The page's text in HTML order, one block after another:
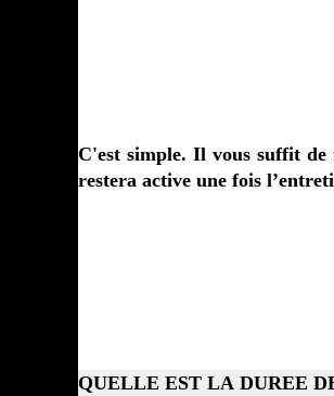
C'est simple. Il vous suffit
restera active une fois
QUELLE EST LA DUREE